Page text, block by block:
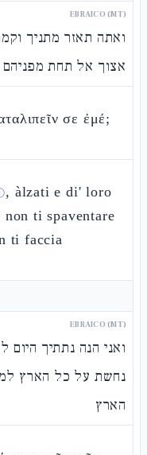
EBRAICO (MT)
ואתה תאזר מתניך
אצוך אל תחת
σε ἐμέ;
, àlzati e di' loro
ti spaventare
ti faccia
EBRAICO (MT)
ואני הנה נתתיך היום
נחשת על כל הארץ
הארץ